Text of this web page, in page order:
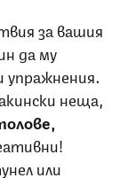
за вашия
да му
упражнения.
неща,
или